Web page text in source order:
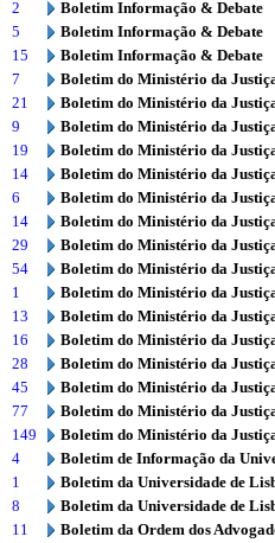
2
Boletim Informação & Debate
5
Boletim Informação & Debate
15
Boletim Informação & Debate
7
Boletim do Ministério da
21
Boletim do Ministério da
9
Boletim do Ministério da
19
Boletim do Ministério da
14
Boletim do Ministério da
6
Boletim do Ministério da
14
Boletim do Ministério da
29
Boletim do Ministério da
54
Boletim do Ministério da
1
Boletim do Ministério da
13
Boletim do Ministério da
16
Boletim do Ministério da
28
Boletim do Ministério da
45
Boletim do Ministério da
77
Boletim do Ministério da
149
Boletim do Ministério da
4
Boletim de Informação da
1
Boletim da Universidade de
8
Boletim da Universidade de
11
Boletim da Ordem dos